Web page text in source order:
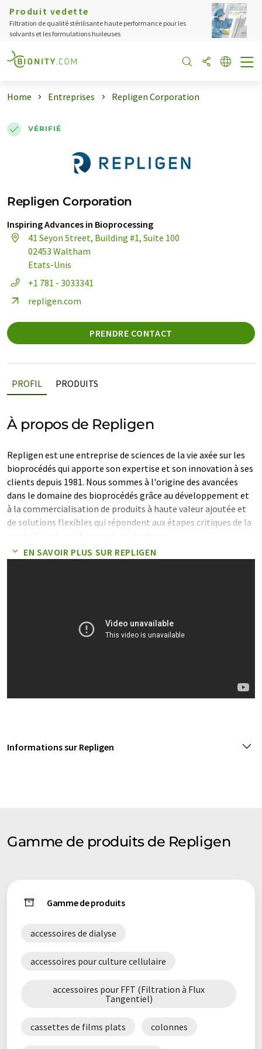
Produit vedette
Filtration de qualité stérilisante haute performance pour les
solvants et les formulations huileuses
Home Entreprises Repligen Corporation
VÉRIFIÉ
Repligen Corporation
Inspiring Advances in Bioprocessing
41 Seyon Street, Building #1, Suite 100
02453 Waltham
Etats-Unis
+1 781 - 3033341
repligen.com
PRENDRE CONTACT
PROFIL PRODUITS
À propos de Repligen
Repligen est une entreprise de sciences de la vie axée sur les
bioprocédés qui apporte son expertise et son innovation à ses
clients depuis 1981. Nous sommes à l'origine des avancées
dans le domaine des bioprocédés grâce au développement et
à la commercialisation de produits à haute valeur ajoutée et
de solutions flexibles qui répondent aux étapes critiques de la
EN SAVOIR PLUS SUR REPLIGEN
Informations sur Repligen
Gamme de produits de Repligen
Gamme de produits
accessoires de dialyse
accessoires pour culture cellulaire
accessoires pour FFT (Filtration à Flux
Tangentiel)
cassettes de films plats colonnes